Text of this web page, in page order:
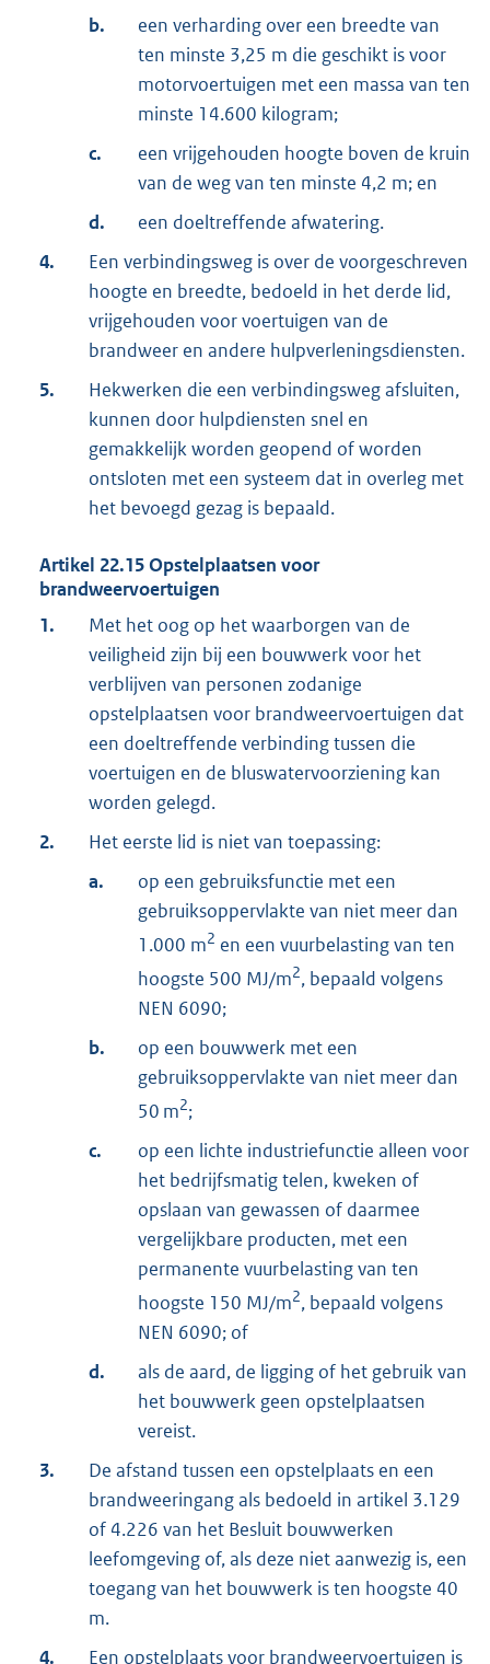
b.
een verharding over een breedte van
ten minste 3,25 m die geschikt is voor
motorvoertuigen met een massa van ten
minste 14.600 kilogram;
c.
een vrijgehouden hoogte boven de kruin
van de weg van ten minste 4,2 m; en
d.
een doeltreffende afwatering.
4.
Een verbindingsweg is over de voorgeschreven
hoogte en breedte, bedoeld in het derde lid,
vrijgehouden voor voertuigen van de
brandweer en andere hulpverleningsdiensten.
5.
Hekwerken die een verbindingsweg afsluiten,
kunnen door hulpdiensten snel en
gemakkelijk worden geopend of worden
ontsloten met een systeem dat in overleg met
het bevoegd gezag is bepaald.
Artikel 22.15Opstelplaatsen voor
brandweervoertuigen
1.
Met het oog op het waarborgen van de
veiligheid zijn bij een bouwwerk voor het
verblijven van personen zodanige
opstelplaatsen voor brandweervoertuigen dat
een doeltreffende verbinding tussen die
voertuigen en de bluswatervoorziening kan
worden gelegd.
2.
Het eerste lid is niet van toepassing:
a.
op een gebruiksfunctie met een
gebruiksoppervlakte van niet meer dan
1.000 m2 en een vuurbelasting van ten
hoogste 500 MJ/m2, bepaald volgens
NEN 6090;
b.
op een bouwwerk met een
gebruiksoppervlakte van niet meer dan
50 m2;
c.
op een lichte industriefunctie alleen voor
het bedrijfsmatig telen, kweken of
opslaan van gewassen of daarmee
vergelijkbare producten, met een
permanente vuurbelasting van ten
hoogste 150 MJ/m2, bepaald volgens
NEN 6090; of
d.
als de aard, de ligging of het gebruik van
het bouwwerk geen opstelplaatsen
vereist.
3.
De afstand tussen een opstelplaats en een
brandweeringang als bedoeld in artikel 3.129
of 4.226 van het Besluit bouwwerken
leefomgeving of, als deze niet aanwezig is, een
toegang van het bouwwerk is ten hoogste 40
m.
4.
Een opstelplaats voor brandweervoertuigen is